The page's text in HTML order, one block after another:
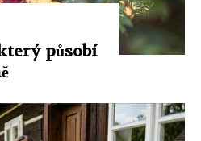
působí